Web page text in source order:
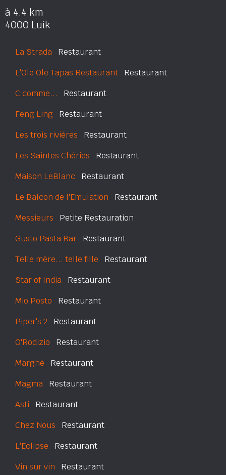
à 4.4 km
4000 Luik
La Strada Restaurant
L'Ole Ole Tapas Restaurant Restaurant
C comme... Restaurant
Feng Ling Restaurant
Les trois rivières Restaurant
Les Saintes Chéries Restaurant
Maison LeBlanc Restaurant
Le Balcon de l'Emulation Restaurant
Messieurs Petite Restauration
Gusto Pasta Bar Restaurant
Telle mère... telle fille Restaurant
Star of India Restaurant
Mio Posto Restaurant
Piper's 2 Restaurant
O'Rodizio Restaurant
Marghé Restaurant
Magma Restaurant
Asti Restaurant
Chez Nous Restaurant
L'Eclipse Restaurant
Vin sur vin Restaurant